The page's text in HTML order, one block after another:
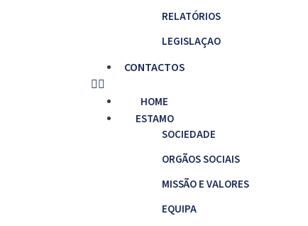
RELATÓRIOS
LEGISLAÇAO
CONTACTOS
HOME
ESTAMO
SOCIEDADE
ORGÃOS SOCIAIS
MISSÃO E VALORES
EQUIPA